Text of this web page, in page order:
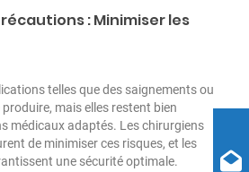
: Minimiser les
telles que des saignements ou
mais elles restent bien
médicaux adaptés. Les chirurgiens
de minimiser ces risques, et les
une sécurité optimale.